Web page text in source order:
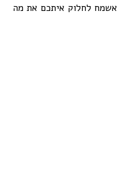
לחלוק איתכם את מה